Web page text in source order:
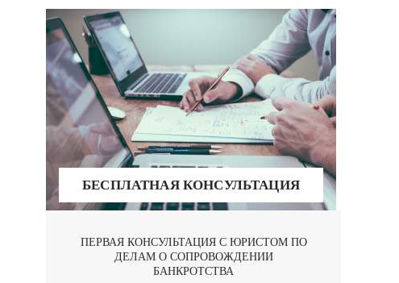
БЕСПЛАТНАЯ КОНСУЛЬТАЦИЯ
ПЕРВАЯ КОНСУЛЬТАЦИЯ С ЮРИСТОМ ПО
ДЕЛАМ О СОПРОВОЖДЕНИИ
БАНКРОТСТВА